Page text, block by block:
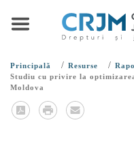
Principală / Resurse /
Studiu cu privire la
Moldova